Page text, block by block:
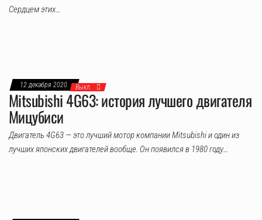
Сердцем этих…
12 декабря 2020 Выкл.
Mitsubishi 4G63: история лучшего двигателя
Мицубиси
Двигатель 4G63 — это лучший мотор компании Mitsubishi и один из
лучших японских двигателей вообще. Он появился в 1980 году…